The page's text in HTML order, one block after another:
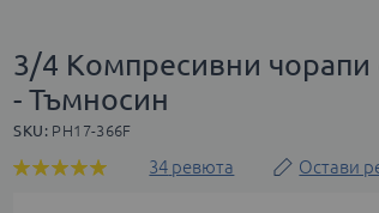
3/4 Компресивни
- Тъмносин
SKU PH17-366F
Оценка:
34 ревюта Остави